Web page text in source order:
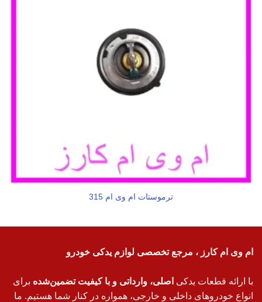
ترموستات ام وی ام 315
ام وی ام کارز ، مرجع تخصصی لوازم یدکی خودرو
با ارائه قطعات یدکی اصلی، وارداتی و با کیفیت تضمین‌شده برای
انواع خودروهای داخلی و خارجی، همواره در کنار شما هستیم. ما